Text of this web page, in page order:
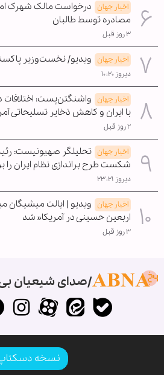
اخبار جهان درخواست مالک شهرک
مصادره توسط طالبان
۳ روز قبل
اخبار جهان ویدیو/ نخست‌وزیر
دیروز ۱۰:۲۰
اخبار جهان واشنگتن‌پست:
با ایران و کاهش ذخایر تسلیحاتی
۲ روز قبل
اخبار جهان تحلیلگر صهیونیست:
شکست طرح براندازی نظام ایران را
دیروز ۲۳:۲۱
اخبار جهان ویدیو | ایالت میشیگان
اربعین حسینی در آمریکا« شد
۳ روز قبل
صدای شیعیان
نسخه